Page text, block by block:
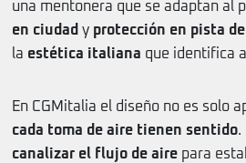
una mentonera que se adaptan al
en ciudad y protección en pista
la estética italiana que identifica
En CGMitalia el diseño no es solo
cada toma de aire tienen sentido.
canalizar el flujo de aire para